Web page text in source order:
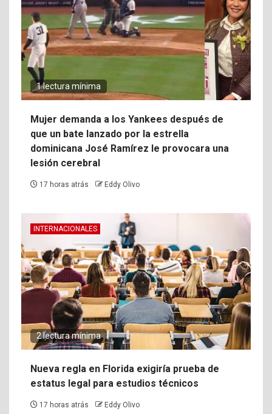
1 lectura mínima
Mujer demanda a los Yankees después de
que un bate lanzado por la estrella
dominicana José Ramírez le provocara una
lesión cerebral
17 horas atrás Eddy Olivo
INTERNACIONALES
2 lectura mínima
Nueva regla en Florida exigiría prueba de
estatus legal para estudios técnicos
17 horas atrás Eddy Olivo